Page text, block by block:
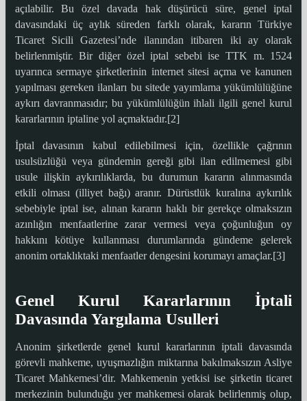
açılabilir. Bu özel davada hak düşürücü süre, genel iptal
davasındaki üç aylık süreden farklı olarak, kararın Türkiye
Ticaret Sicili Gazetesi’nde ilanından itibaren iki ay olarak
belirlenmiştir. Bir diğer özel iptal sebebi ise TTK m. 1524
uyarınca sermaye şirketlerinin internet sitesi açma ve kanunen
yapılması gereken ilanları bu sitede yayımlama yükümlülüğüne
aykırı davranmasıdır; bu yükümlülüğün ihlali ilgili genel kurul
kararlarının iptaline yol açmaktadır.[2]
İptal davasının kabul edilebilmesi için, özellikle çağrının
usulsüzlüğü veya gündemin gereği gibi ilan edilmemesi gibi
usule ilişkin aykırılıklarda, bu durumun kararın alınmasında
etkili olması (illiyet bağı) aranır. Dürüstlük kuralına aykırılık
sebebiyle iptal ise, alınan kararın haklı bir gerekçe olmaksızın
azınlığın menfaatlerine zarar vermesi veya çoğunluğun oy
hakkını kötüye kullanması durumlarında gündeme gelerek
anonim ortaklıktaki menfaatler dengesini korumayı amaçlar.[3]
Genel Kurul Kararlarının İptali
Davasında Yargılama Usulleri
Anonim şirketlerde genel kurul kararlarının iptali davasında
görevli mahkeme, uyuşmazlığın miktarına bakılmaksızın Asliye
Ticaret Mahkemesi’dir. Mahkemenin yetkisi ise şirketin ticaret
merkezinin bulunduğu yer mahkemesi olarak belirlenmiş olup,